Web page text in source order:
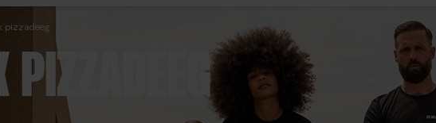
pizzadeeg
PIZZADEEG